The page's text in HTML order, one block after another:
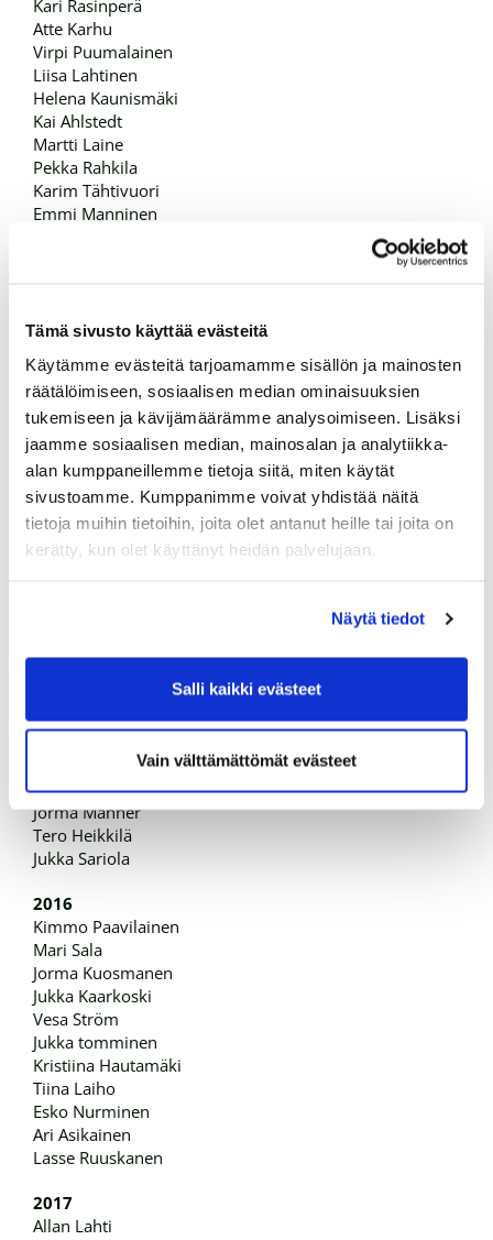
Tämä sivusto käyttää evästeitä
Käytämme evästeitä tarjoamamme sisällön ja mainosten
räätälöimiseen, sosiaalisen median ominaisuuksien
tukemiseen ja kävijämäärämme analysoimiseen. Lisäksi
jaamme sosiaalisen median, mainosalan ja analytiikka-
alan kumppaneillemme tietoja siitä, miten käytät
sivustoamme. Kumppanimme voivat yhdistää näitä
tietoja muihin tietoihin, joita olet antanut heille tai joita on
kerätty, kun olet käyttänyt heidän palvelujaan.
Näytä tiedot
Salli kaikki evästeet
Vain välttämättömät evästeet
Kari Rasinperä
Atte Karhu
Virpi Puumalainen
Liisa Lahtinen
Helena Kaunismäki
Kai Ahlstedt
Martti Laine
Pekka Rahkila
Karim Tähtivuori
Emmi Manninen
Jouni Särkkä
Esa Kemppainen
Sauli Kela
Vesa T. Maukonen
Kari Puumalainen
Janne Penttilä
Lea Hatunen
Veikko Niemikorpi
Tuomo Alén
Janne Lehto
Hwang Dae Jin
Sami Hämäläinen
Lauri Heinonen
Jorma Manner
Tero Heikkilä
Jukka Sariola
2016
Kimmo Paavilainen
Mari Sala
Jorma Kuosmanen
Jukka Kaarkoski
Vesa Ström
Jukka tomminen
Kristiina Hautamäki
Tiina Laiho
Esko Nurminen
Ari Asikainen
Lasse Ruuskanen
2017
Allan Lahti